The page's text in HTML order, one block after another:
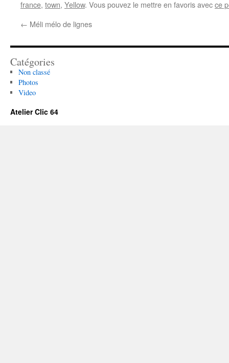
france, town, Yellow. Vous pouvez le mettre en favoris avecce
← Méli mélo de lignes
Catégories
Non classé
Photos
Video
Atelier Clic 64